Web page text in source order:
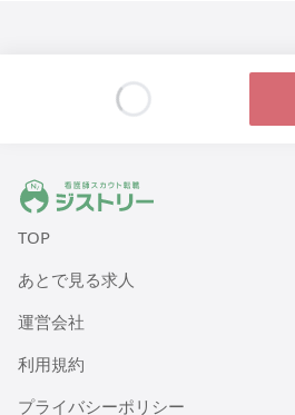
ジストリー 看護師の転職マッチング
TOP
あとで見る求人
運営会社
利用規約
プライバシーポリシー